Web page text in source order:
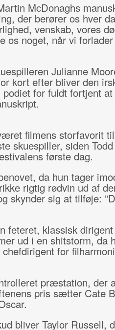
McDonaghs
der berører os hver
venskab, vores
os noget, når vi
Julianne
kort efter bliver den
for fuldt fortjent
filmens storfavorit
skuespiller, siden
første dag.
da hun tager
rigtig rødvin ud af
skynder sig at tilføje:
feteret, klassisk
ud i en shitstorm, da
for
præstation, der
pris sætter Cate
bliver Taylor Russell,